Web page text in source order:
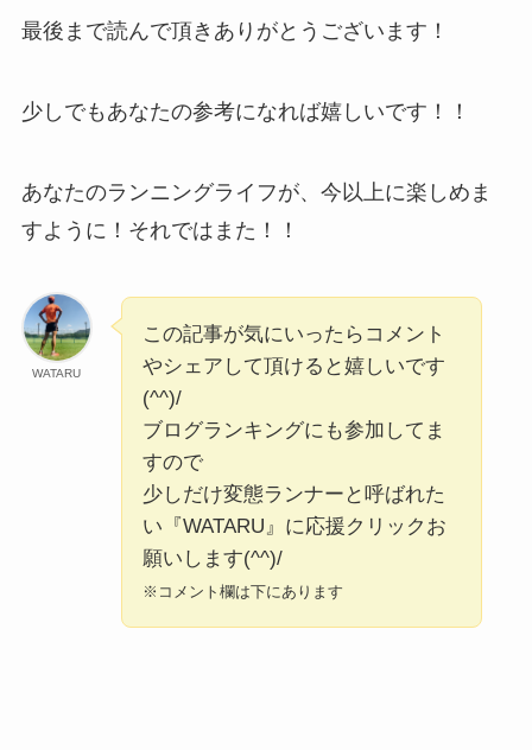
最後まで読んで頂きありがとうございます！
少しでもあなたの参考になれば嬉しいです！！
あなたのランニングライフが、今以上に楽しめま
すように！それではまた！！
WATARU
この記事が気にいったらコメント
やシェアして頂けると嬉しいです
(^^)/
ブログランキングにも参加してま
すので
少しだけ変態ランナーと呼ばれた
い『WATARU』に応援クリックお
願いします(^^)/
※コメント欄は下にあります